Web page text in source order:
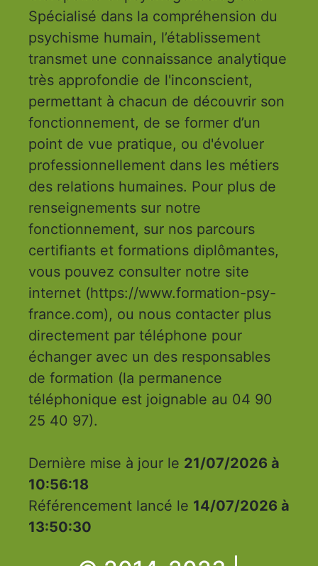
Spécialisé dans la compréhension du
psychisme humain, l’établissement
transmet une connaissance analytique
très approfondie de l'inconscient,
permettant à chacun de découvrir son
fonctionnement, de se former d’un
point de vue pratique, ou d'évoluer
professionnellement dans les métiers
des relations humaines. Pour plus de
renseignements sur notre
fonctionnement, sur nos parcours
certifiants et formations diplômantes,
vous pouvez consulter notre site
internet (https://www.formation-psy-
france.com), ou nous contacter plus
directement par téléphone pour
échanger avec un des responsables
de formation (la permanence
téléphonique est joignable au 04 90
25 40 97).
Dernière mise à jour le 21/07/2026 à
10:56:18
Référencement lancé le 14/07/2026 à
13:50:30